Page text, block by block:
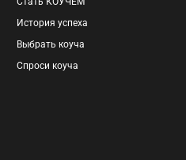
История успеха
Выбрать коуча
Спроси коуча